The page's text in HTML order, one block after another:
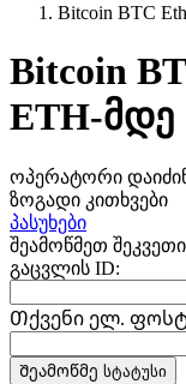
Bitcoin BTC
Bitcoin
ETH-მდე
ოპერატორი
ზოგადი კითხვები
პასუხები
შეამოწმეთ
გაცვლის ID:
Თქვენი ელ.